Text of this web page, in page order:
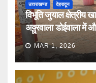
उत्तराखण्ड देहरादून
विभूति जुयाल क्षेत्रीय
अठ्ठुरवाला डोईवाला में
MAR 1, 2026